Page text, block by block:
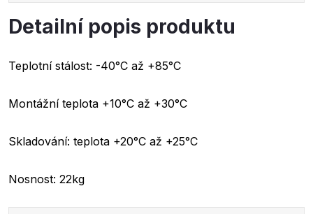
Detailní popis produktu
Teplotní stálost: -40°C až +85°C
Montážní teplota +10°C až +30°C
Skladování: teplota +20°C až +25°C
Nosnost: 22kg